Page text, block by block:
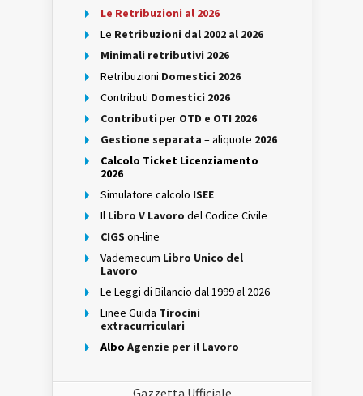
Le Retribuzioni al 2026
Le Retribuzioni dal 2002 al 2026
Minimali retributivi 2026
Retribuzioni Domestici 2026
Contributi Domestici 2026
Contributi per OTD e OTI 2026
Gestione separata – aliquote 2026
Calcolo Ticket Licenziamento
2026
Simulatore calcolo ISEE
Il Libro V Lavoro del Codice Civile
CIGS on-line
Vademecum Libro Unico del
Lavoro
Le Leggi di Bilancio dal 1999 al 2026
Linee Guida Tirocini
extracurriculari
Albo Agenzie per il Lavoro
Gazzetta Ufficiale